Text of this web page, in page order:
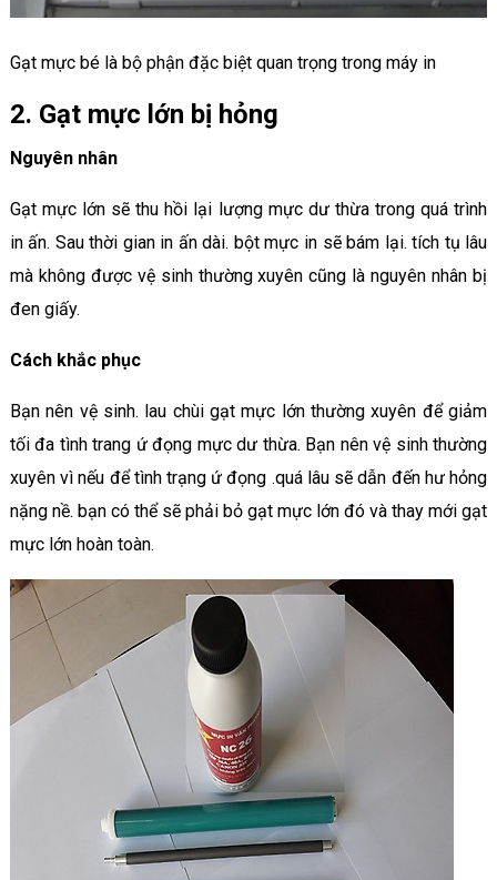
Gạt mực bé là bộ phận đặc biệt quan trọng trong máy in
2. Gạt mực lớn bị hỏng
Nguyên nhân
Gạt mực lớn sẽ thu hồi lại lượng mực dư thừa trong quá trình
in ấn. Sau thời gian in ấn dài. bột mực in sẽ bám lại. tích tụ lâu
mà không được vệ sinh thường xuyên cũng là nguyên nhân bị
đen giấy.
Cách khắc phục
Bạn nên vệ sinh. lau chùi gạt mực lớn thường xuyên để giảm
tối đa tình trang ứ đọng mực dư thừa. Bạn nên vệ sinh thường
xuyên vì nếu để tình trạng ứ đọng .quá lâu sẽ dẫn đến hư hỏng
nặng nề. bạn có thể sẽ phải bỏ gạt mực lớn đó và thay mới gạt
mực lớn hoàn toàn.